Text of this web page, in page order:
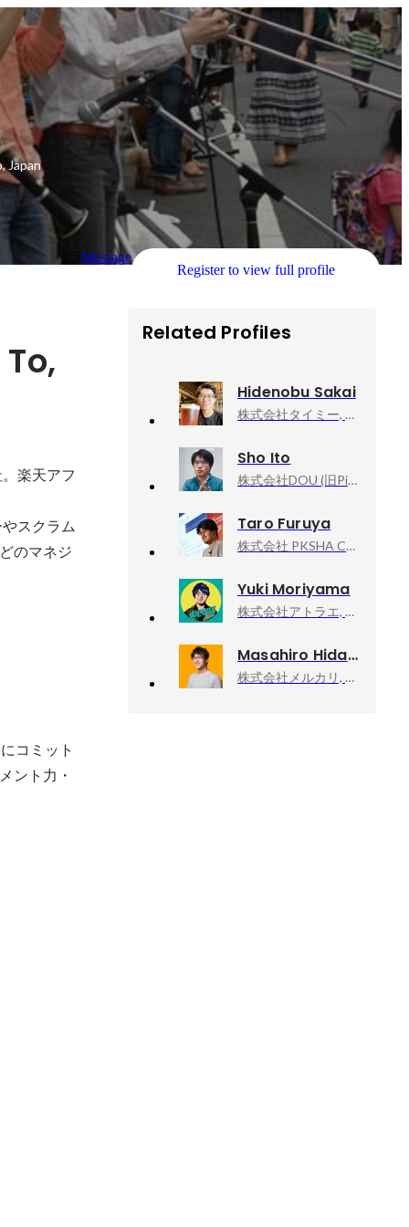
Japan
Message
Register to view full profile
楽天アフ
スクラム
のマネジ
コミット
ント力・
Related Profiles
Hidenobu Sakai
株式会社タイミー, プロダクト本部
Sho Ito
株式会社DOU (旧PitPa), リードエンジニア
Taro Furuya
株式会社 PKSHA Communication, 執行役員 プロダクト開発統括部 部長
Yuki Moriyama
株式会社アトラエ, wevox事業責任者
Masahiro Hidaka
株式会社メルカリ, メルペイ エキスパート（Android）